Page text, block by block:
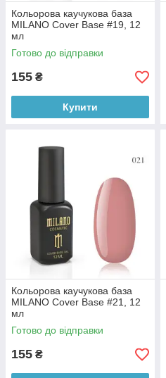
Кольорова каучукова база
MILANO Cover Base #19, 12
мл
Готово до відправки
155 ₴
Купити
Кольорова каучукова база
MILANO Cover Base #21, 12
мл
Готово до відправки
155 ₴